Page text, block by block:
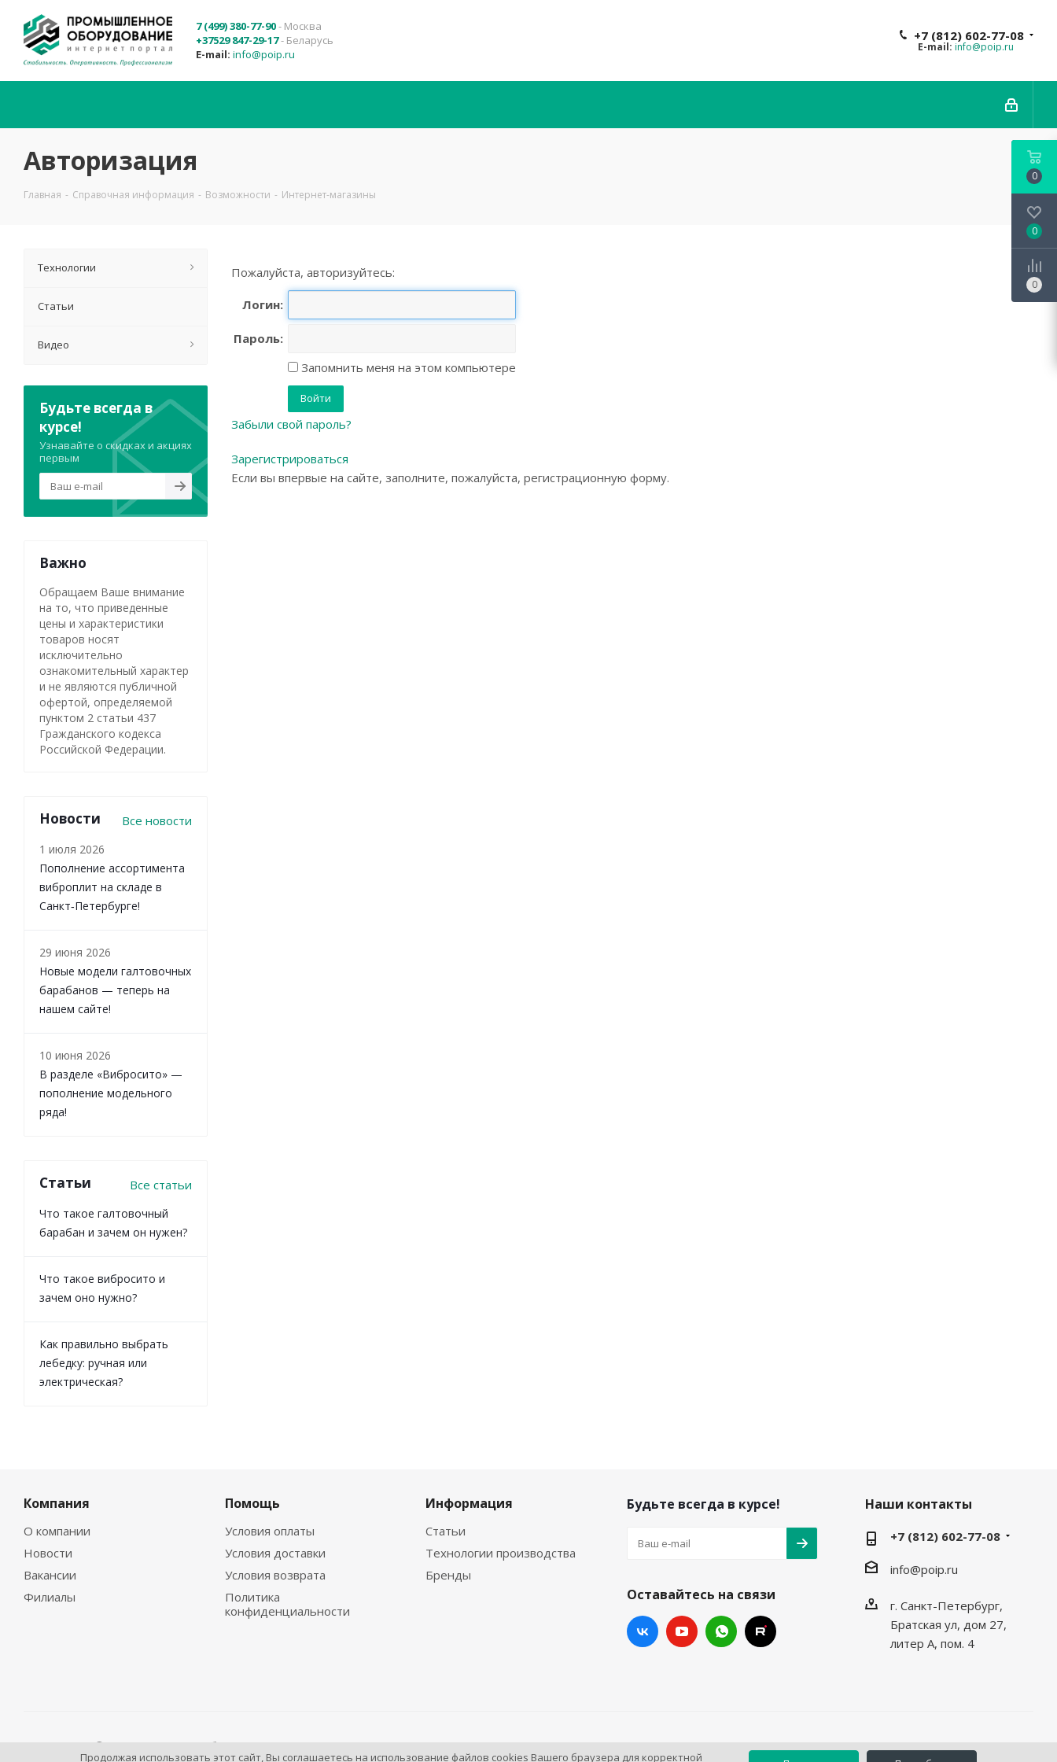
7 (499) 380-77-90- Москва
+37529 847-29-17- Беларусь
E-mail: info@poip.ru
+7 (812) 602-77-08
E-mail: info@poip.ru
Авторизация
Главная - Справочная информация - Возможности - Интернет-магазины
Пожалуйста, авторизуйтесь:
Логин:
Пароль:
Запомнить меня на этом компьютере
Забыли свой пароль?
Зарегистрироваться
Если вы впервые на сайте, заполните, пожалуйста, регистрационную форму.
Технологии
Статьи
Видео
Будьте всегда в
курсе!
Узнавайте о скидках и акциях
первым
Важно
Обращаем Ваше внимание
на то, что приведенные
цены и характеристики
товаров носят
исключительно
ознакомительный характер
и не являются публичной
офертой, определяемой
пунктом 2 статьи 437
Гражданского кодекса
Российской Федерации.
Новости Все новости
1 июля 2026
Пополнение ассортимента
виброплит на складе в
Санкт‑Петербурге!
29 июня 2026
Новые модели галтовочных
барабанов — теперь на
нашем сайте!
10 июня 2026
В разделе «Вибросито» —
пополнение модельного
ряда!
Статьи Все статьи
Что такое галтовочный
барабан и зачем он нужен?
Что такое вибросито и
зачем оно нужно?
Как правильно выбрать
лебедку: ручная или
электрическая?
Компания
О компании
Новости
Вакансии
Филиалы
Помощь
Условия оплаты
Условия доставки
Условия возврата
Политика
конфиденциальности
Информация
Статьи
Технологии производства
Бренды
Будьте всегда в курсе!
Оставайтесь на связи
Наши контакты
+7 (812) 602-77-08
info@poip.ru
г. Санкт-Петербург,
Братская ул, дом 27,
литер А, пом. 4
2009 - 2026 © Промышленное оборудование Интернет портал.
Продолжая использовать этот сайт, Вы соглашаетесь на использование файлов cookies Вашего браузера для корректной
0
0
0